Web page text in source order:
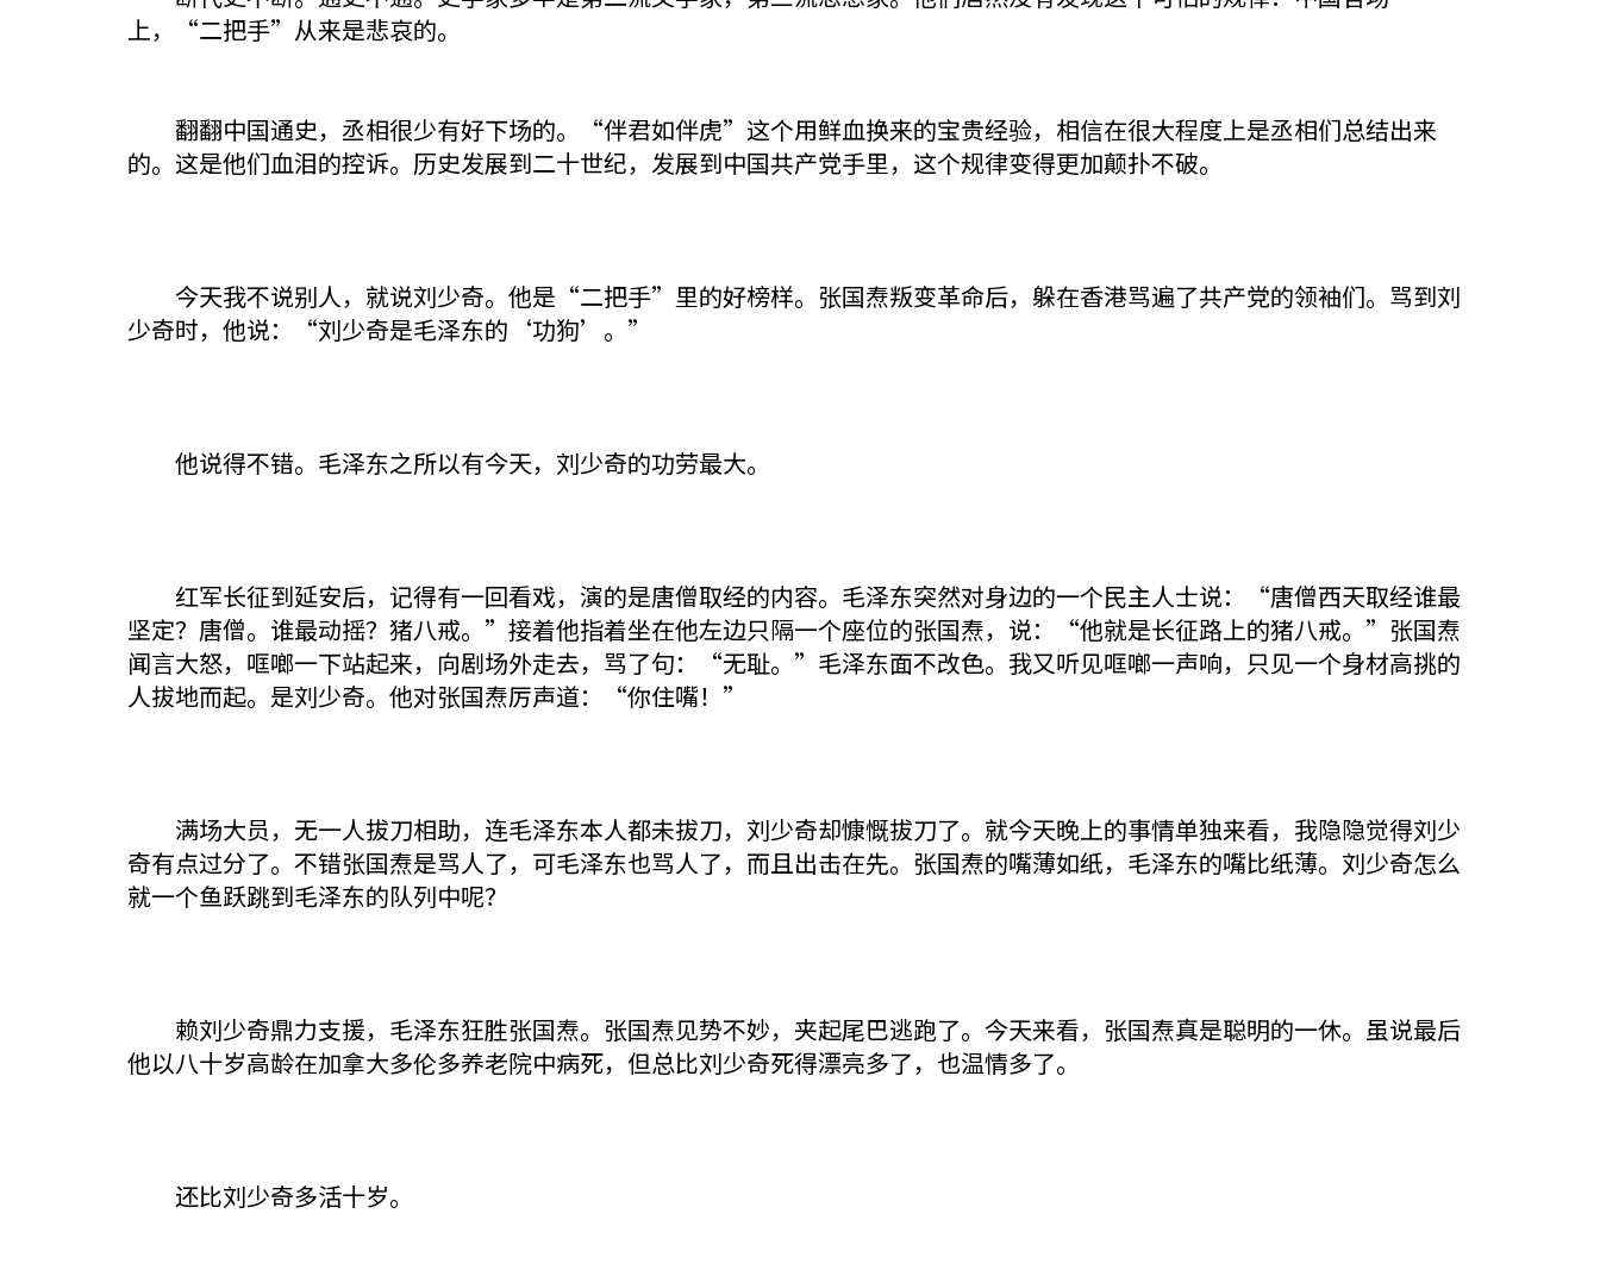
上，“二把手”从来是悲哀的。
翻翻中国通史，丞相很少有好下场的。“伴君如伴虎”这个用鲜血换来的宝贵经验，相信在很大程度上是丞相们总结出来
的。这是他们血泪的控诉。历史发展到二十世纪，发展到中国共产党手里，这个规律变得更加颠扑不破。
今天我不说别人，就说刘少奇。他是“二把手”里的好榜样。张国焘叛变革命后，躲在香港骂遍了共产党的领袖们。骂到刘
少奇时，他说：“刘少奇是毛泽东的‘功狗’。”
他说得不错。毛泽东之所以有今天，刘少奇的功劳最大。
红军长征到延安后，记得有一回看戏，演的是唐僧取经的内容。毛泽东突然对身边的一个民主人士说：“唐僧西天取经谁最
坚定？唐僧。谁最动摇？猪八戒。”接着他指着坐在他左边只隔一个座位的张国焘，说：“他就是长征路上的猪八戒。”张国焘
闻言大怒，哐啷一下站起来，向剧场外走去，骂了句：“无耻。”毛泽东面不改色。我又听见哐啷一声响，只见一个身材高挑的
人拔地而起。是刘少奇。他对张国焘厉声道：“你住嘴！”
满场大员，无一人拔刀相助，连毛泽东本人都未拔刀，刘少奇却慷慨拔刀了。就今天晚上的事情单独来看，我隐隐觉得刘少
奇有点过分了。不错张国焘是骂人了，可毛泽东也骂人了，而且出击在先。张国焘的嘴薄如纸，毛泽东的嘴比纸薄。刘少奇怎么
就一个鱼跃跳到毛泽东的队列中呢？
赖刘少奇鼎力支援，毛泽东狂胜张国焘。张国焘见势不妙，夹起尾巴逃跑了。今天来看，张国焘真是聪明的一休。虽说最后
他以八十岁高龄在加拿大多伦多养老院中病死，但总比刘少奇死得漂亮多了，也温情多了。
还比刘少奇多活十岁。